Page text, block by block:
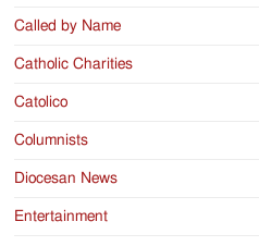
Called by Name
Catholic Charities
Catolico
Columnists
Diocesan News
Entertainment